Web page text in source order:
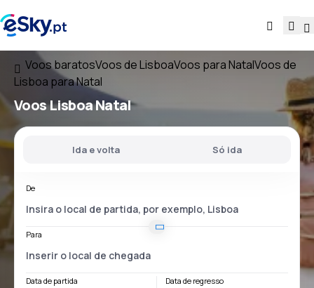
Voos baratosVoos de LisboaVoos para NatalVoos de
Lisboa para Natal
VoosLisboa Natal
Ida e volta Só ida
De
Para
Data de partida Data de regresso